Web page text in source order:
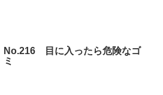
No.216 目に入ったら危険なゴ
ミ